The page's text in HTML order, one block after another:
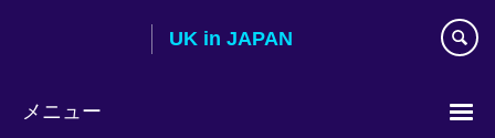
content
UK in JAPAN
メニュー